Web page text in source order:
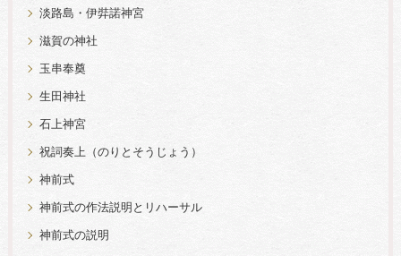
淡路島・伊弉諾神宮
滋賀の神社
玉串奉奠
生田神社
石上神宮
祝詞奏上（のりとそうじょう）
神前式
神前式の作法説明とリハーサル
神前式の説明